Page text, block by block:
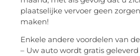
plaatselijke vervoer geen
maken!
Enkele andere voordelen van
– Uw auto wordt gratis